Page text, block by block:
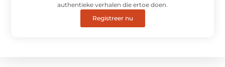
authentieke verhalen die ertoe doen.
Registreer nu